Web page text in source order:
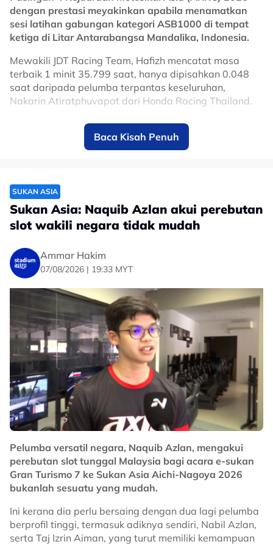
dengan prestasi meyakinkan apabila menamatkan
sesi latihan gabungan kategori ASB1000 di tempat
ketiga di Litar Antarabangsa Mandalika, Indonesia.
Mewakili JDT Racing Team, Hafizh mencatat masa
terbaik 1 minit 35.799 saat, hanya dipisahkan 0.048
saat daripada pelumba terpantas keseluruhan,
Nakarin Atiratphuvapat dari Honda Racing Thailand.
Nakarin mengungguli carta dengan catatan 1:35.751
saat, manakala Keito Abe dari SDG HARC-PRO Honda
Philippines berada di kedudukan kedua menerusi masa
Hafizh memulakan hari dengan cukup cemerlang
apabila muncul pelumba terpantas dalam sesi latihan
bebas pertama, sekali gus menjadi satu-satunya
pelumba yang berjaya mencatat masa di bawah 1
saat.
Bagaimanapun, perubahan keadaan litar pada sesi
kedua menyaksikan pasukan lebih memberi tumpuan
kepada simulasi perlumbaan dan pengurusan tayar
berbanding catatan sepusingan terpantas. Hafizh
kekal mendahului sesi itu sebelum dicabar rapat oleh
Nakarin dan Keito.
Dalam sesi ketiga, Nakarin berjaya melakukan catatan
terpantas untuk melonjak ke tangga teratas
keseluruhan, manakala Keito turut memperbaiki masa
sebelum Hafizh terpaksa berpuas hati di tempat ketiga
walaupun turut mencatat masa lebih pantas
berbanding sesi sebelumnya.
Turut memberikan aksi konsisten ialah Muhammad
Zaqhwan Zaidi dari Idemitsu Honda Racing Malaysia
yang menamatkan latihan gabungan di kedudukan
Keputusan itu meletakkan dua pelumba Malaysia
dalam kelompok lima terbaik menjelang sesi kelayakan,
Baca Kisah Penuh
SUKAN ASIA
Sukan Asia: Naquib Azlan akui perebutan
slot wakili negara tidak mudah
Ammar Hakim
07/08/2026 | 19:33 MYT
Pelumba versatil negara, Naquib Azlan, mengakui
perebutan slot tunggal Malaysia bagi acara e-sukan
Gran Turismo 7 ke Sukan Asia Aichi-Nagoya 2026
bukanlah sesuatu yang mudah.
Ini kerana dia perlu bersaing dengan dua lagi pelumba
berprofil tinggi, termasuk adiknya sendiri, Nabil Azlan,
serta Taj Izrin Aiman, yang turut memiliki kemampuan